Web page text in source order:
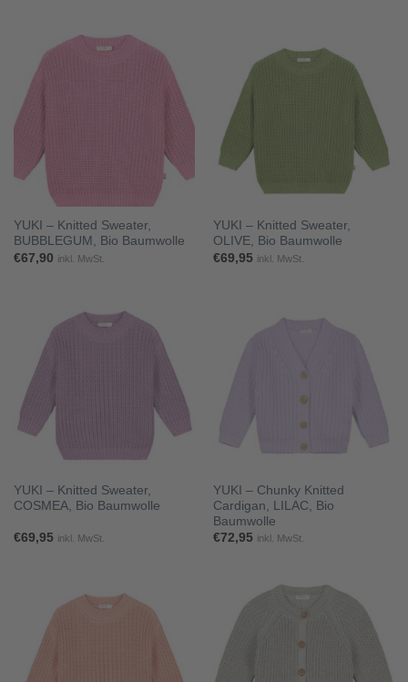
YUKI – Knitted Sweater,
BUBBLEGUM, Bio Baumwolle
€67,90 inkl. MwSt.
YUKI – Knitted Sweater,
OLIVE, Bio Baumwolle
€69,95 inkl. MwSt.
YUKI – Knitted Sweater,
COSMEA, Bio Baumwolle
€69,95 inkl. MwSt.
YUKI – Chunky Knitted
Cardigan, LILAC, Bio
Baumwolle
€72,95 inkl. MwSt.